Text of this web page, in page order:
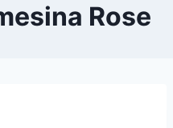
Rose